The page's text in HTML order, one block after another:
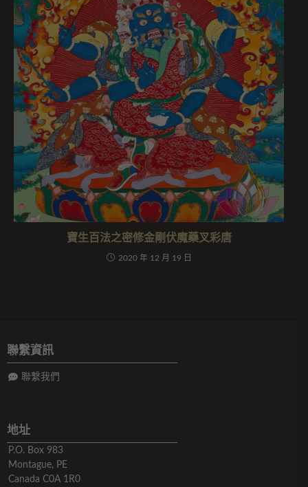
寶生百法之密修金剛伏魔藥叉彩唐
2020 年 12 月 19 日
聯繫資訊
聯繫我們
地址
P.O. Box 983
Montague, PE
Canada C0A 1R0